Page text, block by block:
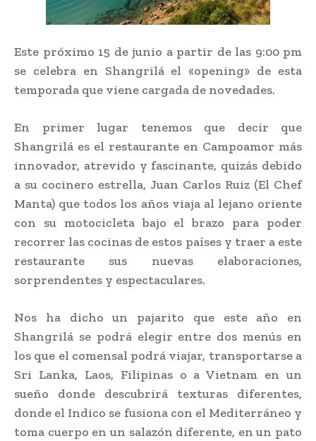
Este próximo 15 de junio a partir de las 9:00 pm
se celebra en Shangrilá el «opening» de esta
temporada que viene cargada de novedades.
En primer lugar tenemos que decir que
Shangrilá es el restaurante en Campoamor más
innovador, atrevido y fascinante, quizás debido
a su cocinero estrella, Juan Carlos Ruiz (El Chef
Manta) que todos los años viaja al lejano oriente
con su motocicleta bajo el brazo para poder
recorrer las cocinas de estos países y traer a este
restaurante sus nuevas elaboraciones,
sorprendentes y espectaculares.
Nos ha dicho un pajarito que este año en
Shangrilá se podrá elegir entre dos menús en
los que el comensal podrá viajar, transportarse a
Sri Lanka, Laos, Filipinas o a Vietnam en un
sueño donde descubrirá texturas diferentes,
donde el Indico se fusiona con el Mediterráneo y
toma cuerpo en un salazón diferente, en un pato